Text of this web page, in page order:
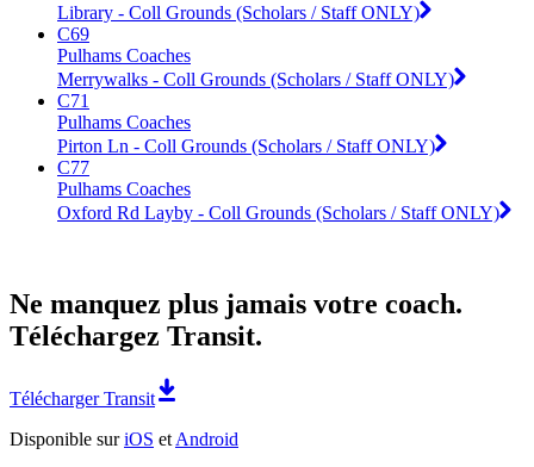
Library - Coll Grounds (Scholars / Staff ONLY)
C69
Pulhams Coaches
Merrywalks - Coll Grounds (Scholars / Staff ONLY)
C71
Pulhams Coaches
Pirton Ln - Coll Grounds (Scholars / Staff ONLY)
C77
Pulhams Coaches
Oxford Rd Layby - Coll Grounds (Scholars / Staff ONLY)
Ne manquez plus jamais votre coach.
Téléchargez Transit.
Télécharger Transit
Disponible suriOS et Android